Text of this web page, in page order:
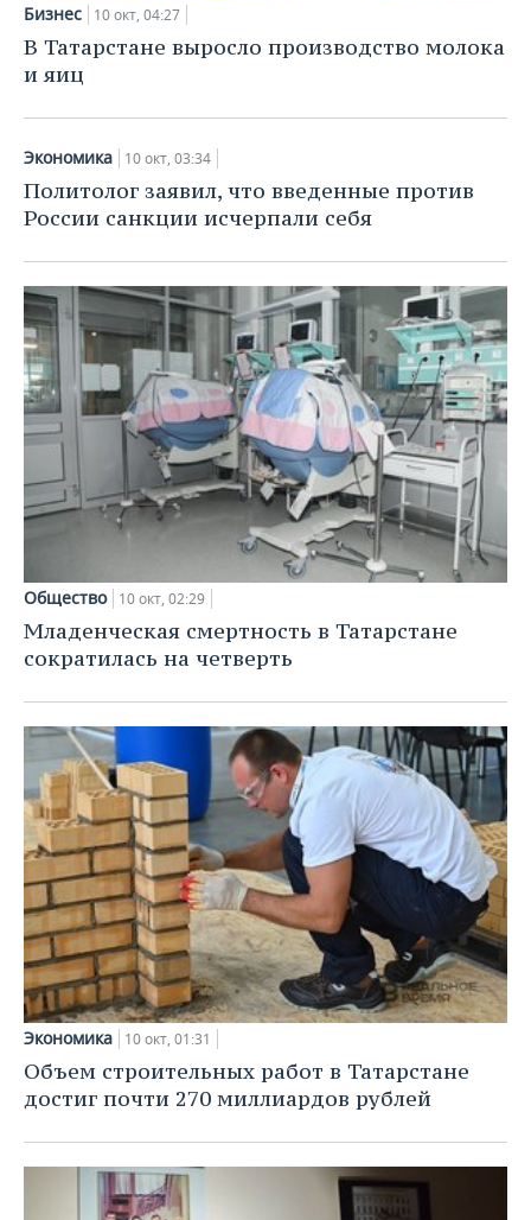
Бизнес 10 окт, 04:27
В Татарстане выросло производство молока
и яиц
Экономика 10 окт, 03:34
Политолог заявил, что введенные против
России санкции исчерпали себя
Общество 10 окт, 02:29
Младенческая смертность в Татарстане
сократилась на четверть
Экономика 10 окт, 01:31
Объем строительных работ в Татарстане
достиг почти 270 миллиардов рублей